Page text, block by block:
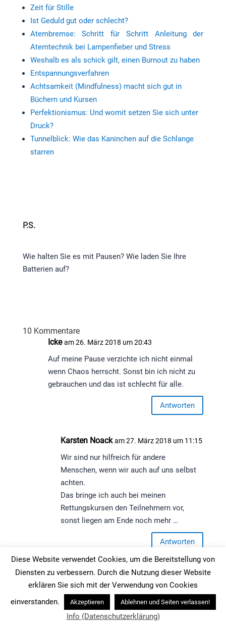
Zeit für Stille
Ist Geduld gut oder schlecht?
Atembremse: Schritt für Schritt Anleitung der
Atemtechnik bei Lampenfieber und Stress
Weshalb es als schick gilt, einen Burnout zu haben
Entspannungsverfahren
Achtsamkeit (Mindfulness) macht sich gut in
Büchern und Kursen
Perfektionismus: Und womit setzen Sie sich unter
Druck?
Tunnelblick: Wie das Kaninchen auf die Schlange
starren
P.S.
Wie halten Sie es mit Pausen? Wie laden Sie Ihre
Batterien auf?
10 Kommentare
Icke am 26. März 2018 um 20:43
Auf meine Pause verzichte ich nicht einmal
wenn Chaos herrscht. Sonst bin ich nicht zu
gebrauchen und das ist schlecht für alle.
Antworten
Karsten Noack am 27. März 2018 um 11:15
Wir sind nur hilfreich für andere
Menschen, wenn wir auch auf uns selbst
achten.
Das bringe ich auch bei meinen
Rettungskursen den Teilnehmern vor,
sonst liegen am Ende noch mehr …
Antworten
Boris am 7. April 2018 um 15:53
Welche Länge sollte eine Pause haben?
Diese Website verwendet Cookies, um die Bereitstellung von
Diensten zu verbessern. Durch die Nutzung dieser Website
erklären Sie sich mit der Verwendung von Cookies
einverstanden.
Akzeptieren Ablehnen und Seiten verlassen!
Info (Datenschutzerklärung)